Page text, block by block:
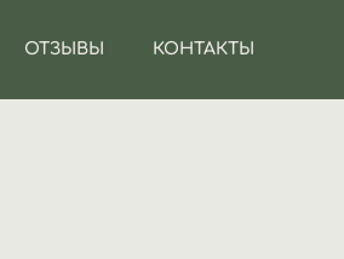
ОТЗЫВЫ КОНТАКТЫ